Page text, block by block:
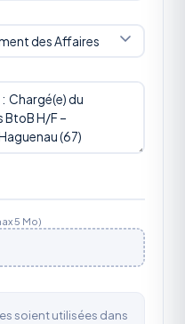
5 Mo)
soient utilisées dans